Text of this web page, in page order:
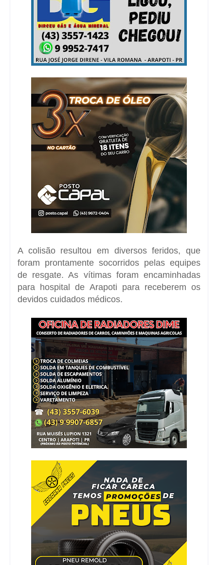
A colisão resultou em diversos feridos, que
foram prontamente socorridos pelas equipes
de resgate. As vítimas foram encaminhadas
para hospital de Arapoti para receberem os
devidos cuidados médicos.